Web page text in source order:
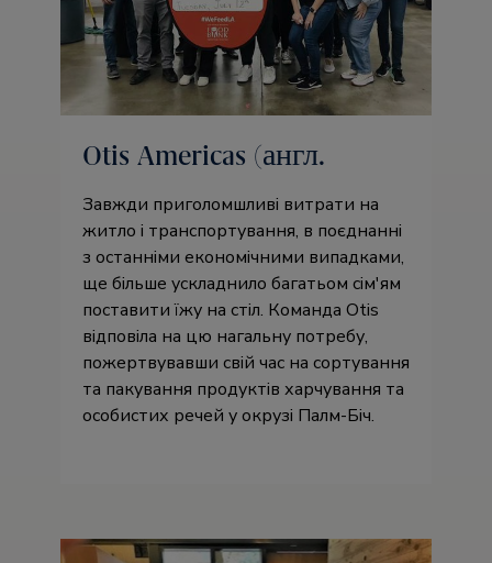
Otis Americas (англ.
Завжди приголомшливі витрати на
житло і транспортування, в поєднанні
з останніми економічними випадками,
ще більше ускладнило багатьом сім'ям
поставити їжу на стіл. Команда Otis
відповіла на цю нагальну потребу,
пожертвувавши свій час на сортування
та пакування продуктів харчування та
особистих речей у окрузі Палм-Біч.